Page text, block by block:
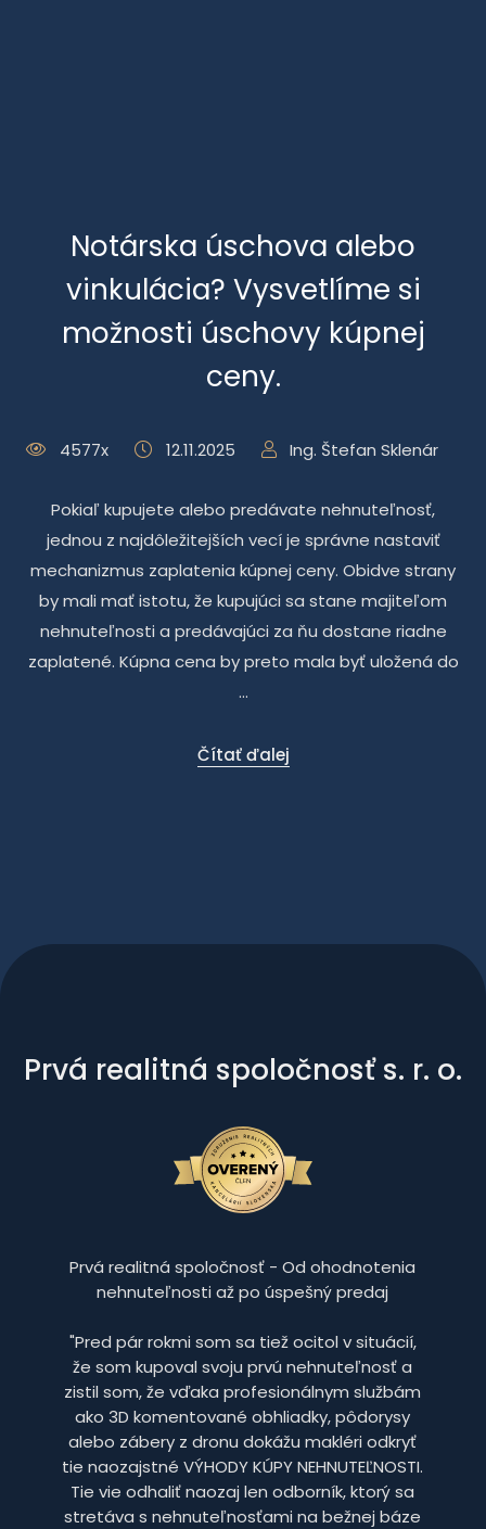
Notárska úschova alebo
vinkulácia? Vysvetlíme si
možnosti úschovy kúpnej
ceny.
4577x 12.11.2025 Ing. Štefan Sklenár
Pokiaľ kupujete alebo predávate nehnuteľnosť,
jednou z najdôležitejších vecí je správne nastaviť
mechanizmus zaplatenia kúpnej ceny. Obidve strany
by mali mať istotu, že kupujúci sa stane majiteľom
nehnuteľnosti a predávajúci za ňu dostane riadne
zaplatené. Kúpna cena by preto mala byť uložená do
...
Čítať ďalej
Prvá realitná spoločnosť s. r. o.
Prvá realitná spoločnosť - Od ohodnotenia
nehnuteľnosti až po úspešný predaj
"Pred pár rokmi som sa tiež ocitol v situácií,
že som kupoval svoju prvú nehnuteľnosť a
zistil som, že vďaka profesionálnym službám
ako 3D komentované obhliadky, pôdorysy
alebo zábery z dronu dokážu makléri odkryť
tie naozajstné VÝHODY KÚPY NEHNUTEĽNOSTI.
Tie vie odhaliť naozaj len odborník, ktorý sa
stretáva s nehnuteľnosťami na bežnej báze